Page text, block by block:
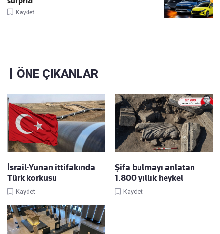
Kaydet
ÖNE ÇIKANLAR
İsrail-Yunan ittifakında
Türk korkusu
Kaydet
Şifa bulmayı anlatan
1.800 yıllık heykel
Kaydet